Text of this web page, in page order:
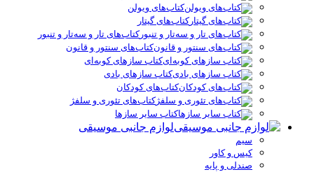
کتاب‌های ویولن
کتاب‌های گیتار
کتاب‌های تار و سه‌تار و تنبور
کتاب‌های سنتور و قانون
کتاب سازهای کوبه‌ای
کتاب سازهای بادی
کتاب‌های کودکان
کتاب‌های تئوری و سلفژ
کتاب سایر سازها
لوازم جانبی موسیقی
سیم
کیس و کاور
صندلی و پایه